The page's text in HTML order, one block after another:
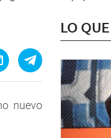
nuevo
LO